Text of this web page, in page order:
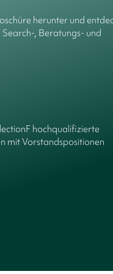
herunter und
Search-, Beratungs- und
hochqualifizierte
mit Vorstandspositionen